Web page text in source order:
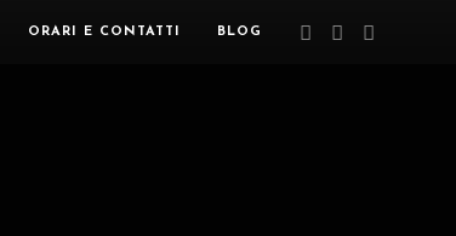
ORARI E CONTATTI BLOG